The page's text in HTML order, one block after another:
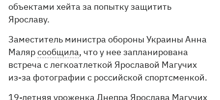
объектами хейта за попытку защитить
Ярославу.
Заместитель министра обороны Украины Анна
Малярсообщила, что у нее запланирована
встреча с легкоатлеткой Ярославой Магучих
из-за фотографии с российской спортсменкой.
19-летняя уроженка Днепра Ярослава Магучих